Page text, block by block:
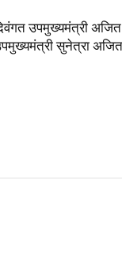
उपमुख्यमंत्री अजित
सुनेत्रा